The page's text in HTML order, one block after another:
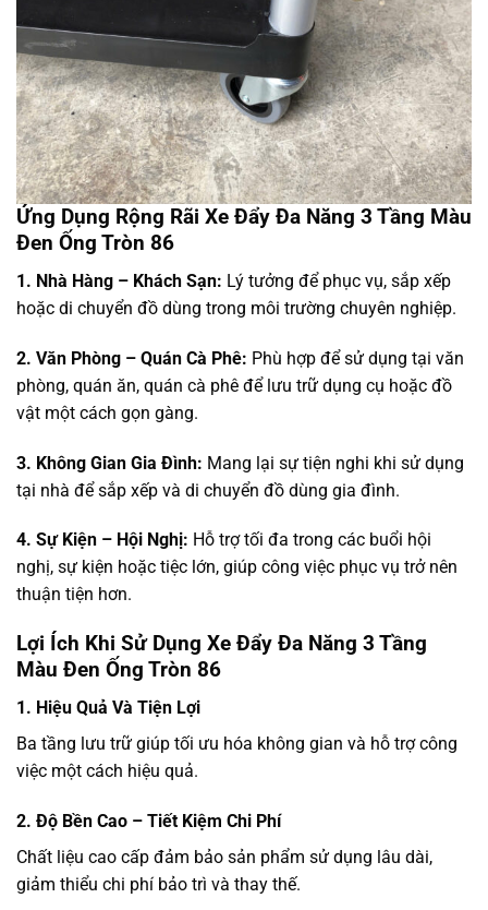
Ứng Dụng Rộng Rãi Xe Đẩy Đa Năng 3 Tầng Màu
Đen Ống Tròn 86
1. Nhà Hàng – Khách Sạn: Lý tưởng để phục vụ, sắp xếp
hoặc di chuyển đồ dùng trong môi trường chuyên nghiệp.
2. Văn Phòng – Quán Cà Phê: Phù hợp để sử dụng tại văn
phòng, quán ăn, quán cà phê để lưu trữ dụng cụ hoặc đồ
vật một cách gọn gàng.
3. Không Gian Gia Đình: Mang lại sự tiện nghi khi sử dụng
tại nhà để sắp xếp và di chuyển đồ dùng gia đình.
4. Sự Kiện – Hội Nghị: Hỗ trợ tối đa trong các buổi hội
nghị, sự kiện hoặc tiệc lớn, giúp công việc phục vụ trở nên
thuận tiện hơn.
Lợi Ích Khi Sử Dụng Xe Đẩy Đa Năng 3 Tầng
Màu Đen Ống Tròn 86
1. Hiệu Quả Và Tiện Lợi
Ba tầng lưu trữ giúp tối ưu hóa không gian và hỗ trợ công
việc một cách hiệu quả.
2. Độ Bền Cao – Tiết Kiệm Chi Phí
Chất liệu cao cấp đảm bảo sản phẩm sử dụng lâu dài,
giảm thiểu chi phí bảo trì và thay thế.